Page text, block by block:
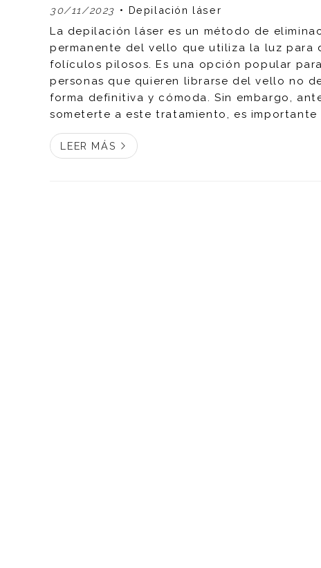
30/11/2023 Depilación láser
La depilación láser es un método de
permanente del vello que utiliza la luz para
folículos pilosos. Es una opción popular
personas que quieren librarse del vello no
forma definitiva y cómoda. Sin embargo,
someterte a este tratamiento, es importante
conozcas algunos aspectos sobre su
sus beneficios, sus riesgos y sus cuidados. Y
LEER MÁS